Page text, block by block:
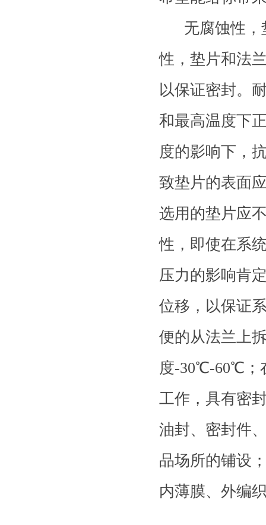
无腐蚀性，
性，垫片和法
以保证密封。
和最高温度下
度的影响下，
致垫片的表面
选用的垫片应
性，即使在系
压力的影响肯
位移，以保证
便的从法兰上
度-30℃-60℃；
工作，具有密
油封、密封件
品场所的铺设
内薄膜、外编